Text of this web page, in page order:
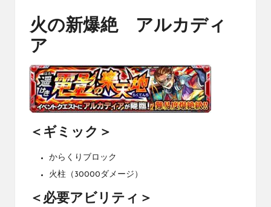
火の新爆絶 アルカディ
ア
＜ギミック＞
からくりブロック
火柱（30000ダメージ）
＜必要アビリティ＞